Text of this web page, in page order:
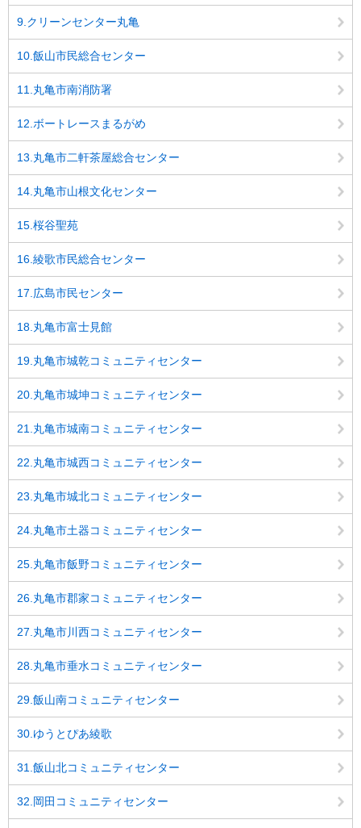
9.クリーンセンター丸亀
10.飯山市民総合センター
11.丸亀市南消防署
12.ボートレースまるがめ
13.丸亀市二軒茶屋総合センター
14.丸亀市山根文化センター
15.桜谷聖苑
16.綾歌市民総合センター
17.広島市民センター
18.丸亀市富士見館
19.丸亀市城乾コミュニティセンター
20.丸亀市城坤コミュニティセンター
21.丸亀市城南コミュニティセンター
22.丸亀市城西コミュニティセンター
23.丸亀市城北コミュニティセンター
24.丸亀市土器コミュニティセンター
25.丸亀市飯野コミュニティセンター
26.丸亀市郡家コミュニティセンター
27.丸亀市川西コミュニティセンター
28.丸亀市垂水コミュニティセンター
29.飯山南コミュニティセンター
30.ゆうとぴあ綾歌
31.飯山北コミュニティセンター
32.岡田コミュニティセンター